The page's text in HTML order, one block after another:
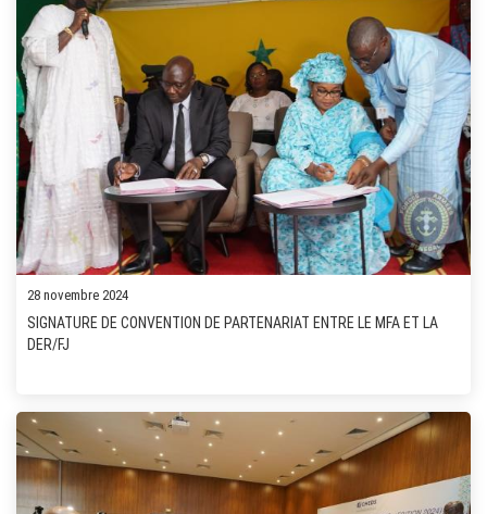
28 novembre 2024
SIGNATURE DE CONVENTION DE PARTENARIAT ENTRE LE MFA ET LA
DER/FJ